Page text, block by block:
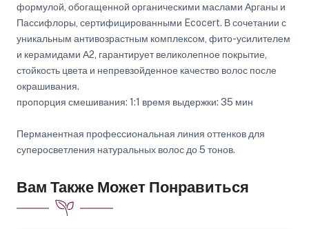
формулой, обогащенной органическими маслами Арганы и
Пассифлоры, сертифицированными Ecocert. В сочетании с
уникальным антивозрастным комплексом, фито-усилителем
и керамидами А2, гарантирует великолепное покрытие,
стойкость цвета и непревзойденное качество волос после
окрашивания.
пропорция смешивания: 1:1 время выдержки: 35 мин
Перманентная профессиональная линия оттенков для
суперосветления натуральных волос до 5 тонов.
Вам Также Может Понравиться